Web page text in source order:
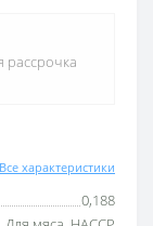
Все характеристики
0,188
рассрочка